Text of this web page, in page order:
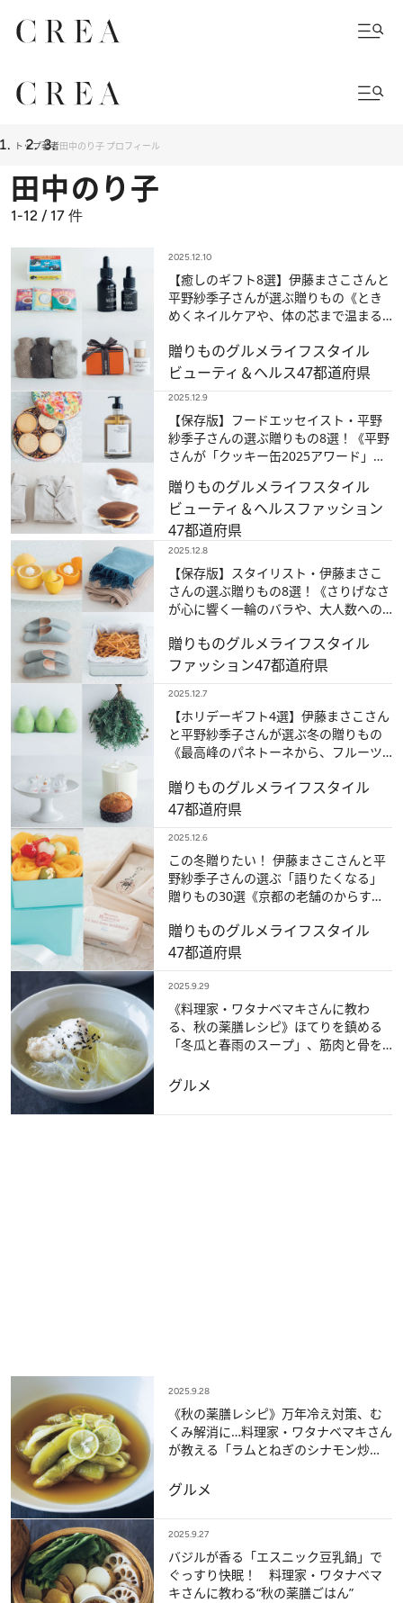
トップ著者田中のり子 プロフィール
田中のり子
1-12 / 17 件
2025.12.10
【癒しのギフト8選】伊藤まさこさんと
平野紗季子さんが選ぶ贈りもの《とき
めくネイルケアや、体の芯まで温まる
贈りものグルメライフスタイル
ビューティ＆ヘルス47都道府県
2025.12.9
【保存版】フードエッセイスト・平野
紗季子さんの選ぶ贈りもの8選！《平野
さんが「クッキー缶2025アワード」を
贈りものグルメライフスタイル
ビューティ＆ヘルスファッション
47都道府県
2025.12.8
【保存版】スタイリスト・伊藤まさこ
さんの選ぶ贈りもの8選！《さりげなさ
が心に響く一輪のバラや、大人数への
贈りものグルメライフスタイル
ファッション47都道府県
2025.12.7
【ホリデーギフト4選】伊藤まさこさん
と平野紗季子さんが選ぶ冬の贈りもの
《最高峰のパネトーネから、フルーツ
贈りものグルメライフスタイル
47都道府県
2025.12.6
この冬贈りたい！ 伊藤まさこさんと平
野紗季子さんの選ぶ「語りたくなる」
贈りもの30選《京都の老舗のからすみ
贈りものグルメライフスタイル
47都道府県
2025.9.29
《料理家・ワタナベマキさんに教わ
る、秋の薬膳レシピ》ほてりを鎮める
「冬瓜と春雨のスープ」、筋肉と骨を
グルメ
2025.9.28
《秋の薬膳レシピ》万年冷え対策、む
くみ解消に…料理家・ワタナベマキさん
が教える「ラムとねぎのシナモン炒
グルメ
2025.9.27
バジルが香る「エスニック豆乳鍋」で
ぐっすり快眠！ 料理家・ワタナベマ
キさんに教わる“秋の薬膳ごはん”